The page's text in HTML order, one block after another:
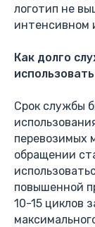
логотип не
интенсивном
Как долго
Срок службы
перевозимых
обращении
повышенной
10-15 циклов